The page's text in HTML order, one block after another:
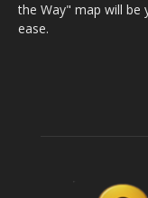
the Way" map will be
ease.